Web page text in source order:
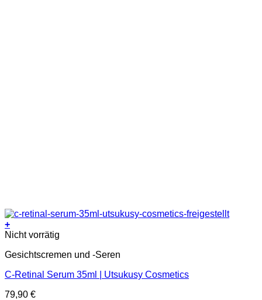
+
Nicht vorrätig
Gesichtscremen und -Seren
C-Retinal Serum 35ml | Utsukusy Cosmetics
79,90 €